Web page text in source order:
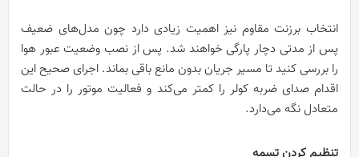
انتخاب برزنت مقاوم نیز اهمیت زیادی دارد چون مدل‌های ضعیف
پس از مدتی دچار پارگی خواهند شد. پس از نصب وضعیت عبور هوا
را بررسی کنید تا مسیر جریان بدون مانع باقی بماند. اجرای صحیح این
اقدام صدای ضربه کولر را کمتر می‌کند و فعالیت موتور را در حالت
متعادل نگه می‌دارد.